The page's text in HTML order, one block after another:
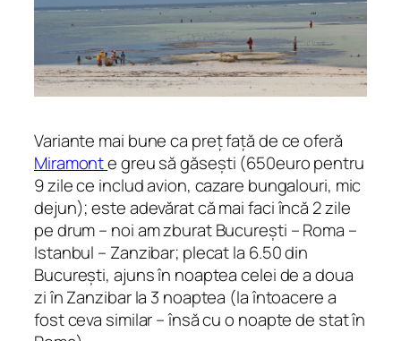
Variante mai bune ca preț față de ce oferă
Miramonte greu să găsești (650euro pentru
9 zile ce includ avion, cazare bungalouri, mic
dejun); este adevărat că mai faci încă 2 zile
pe drum – noi am zburat București – Roma –
Istanbul – Zanzibar; plecat la 6.50 din
București, ajuns în noaptea celei de a doua
zi în Zanzibar la 3 noaptea (la întoacere a
fost ceva similar – însă cu o noapte de stat în